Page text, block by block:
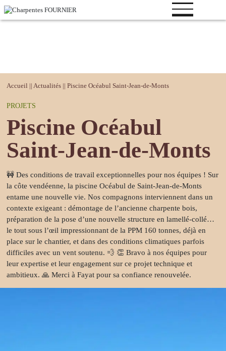
Votre
projet
logistique
industriel
loisirs
Bâtiment
commercial
Réalisations
Accueil || Actualités|| Piscine Océabul Saint-Jean-de-Monts
PROJETS
Piscine Océabul
Saint-Jean-de-Monts
🚧 Des conditions de travail exceptionnelles pour nos équipes ! Sur
la côte vendéenne, la piscine Océabul de Saint-Jean-de-Monts
entame une nouvelle vie. Nos compagnons interviennent dans un
contexte exigeant : démontage de l’ancienne charpente bois,
préparation de la pose d’une nouvelle structure en lamellé-collé…
le tout sous l’œil impressionnant de la PPM 160 tonnes, déjà en
place sur le chantier, et dans des conditions climatiques parfois
difficiles avec un vent soutenu. 💨 👏 Bravo à nos équipes pour
leur expertise et leur engagement sur ce projet technique et
ambitieux. 🙏 Merci à Fayat pour sa confiance renouvelée.